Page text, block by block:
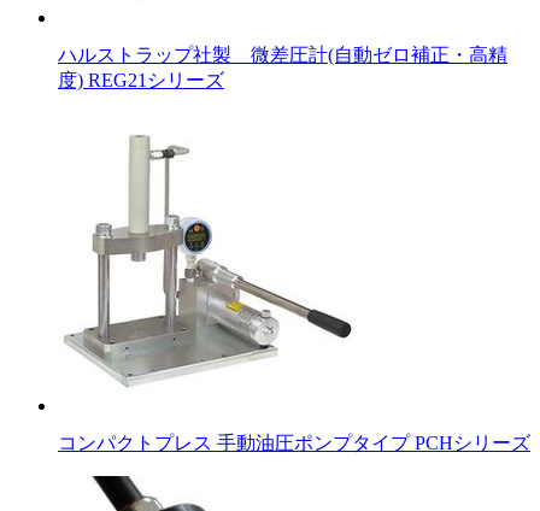
ハルストラップ社製 微差圧計(自動ゼロ補正・高精
度) REG21シリーズ
コンパクトプレス 手動油圧ポンプタイプ PCHシリーズ